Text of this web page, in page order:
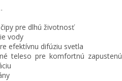
pre dlhú životnosť
vody
efektívnu difúziu svetla
teleso pre komfortnú zapustenú